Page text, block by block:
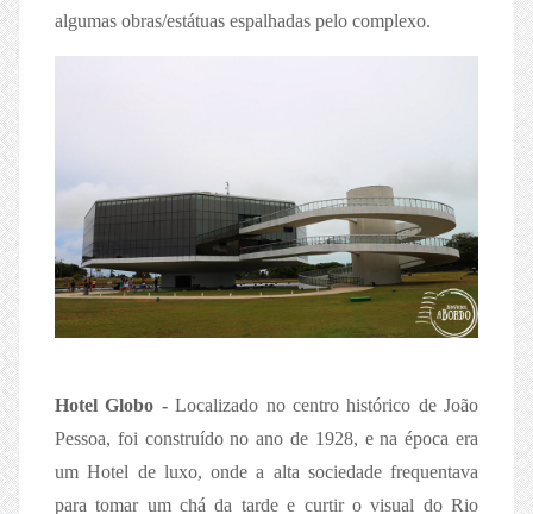
algumas obras/estátuas espalhadas pelo complexo.
Hotel Globo -Localizado no centro histórico de João
Pessoa, foi construído no ano de 1928, e na época era
um Hotel de luxo, onde a alta sociedade frequentava
para tomar um chá da tarde e curtir o visual do Rio